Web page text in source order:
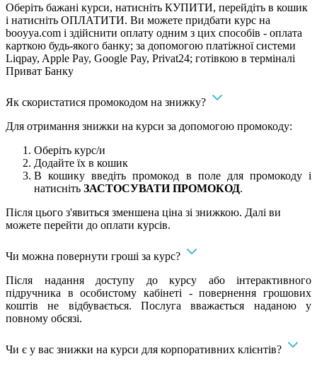
Оберіть бажані курси, натисніть КУПИТИ, перейдіть в кошик
і натисніть ОПЛАТИТИ. Ви можете придбати курс на
booyya.com і здійснити оплату одним з цих способів - оплата
карткою будь-якого банку; за допомогою платіжної системи
Liqpay, Apple Pay, Google Pay, Privat24; готівкою в терміналі
Приват Банку
Як скористатися промокодом на знижку?
Для отримання знижки на курси за допомогою промокоду:
Оберіть курс/и
Додайте їх в кошик
В кошику введіть промокод в поле для промокоду і
натисніть ЗАСТОСУВАТИ ПРОМОКОД.
Після цього з'явиться зменшена ціна зі знижкою. Далі ви
можете перейти до оплати курсів.
Чи можна повернути гроші за курс?
Після надання доступу до курсу або інтерактивного
підручника в особистому кабінеті - повернення грошових
коштів не відбувається. Послуга вважається наданою у
повному обсязі.
Чи є у вас знижки на курси для корпоративних клієнтів?